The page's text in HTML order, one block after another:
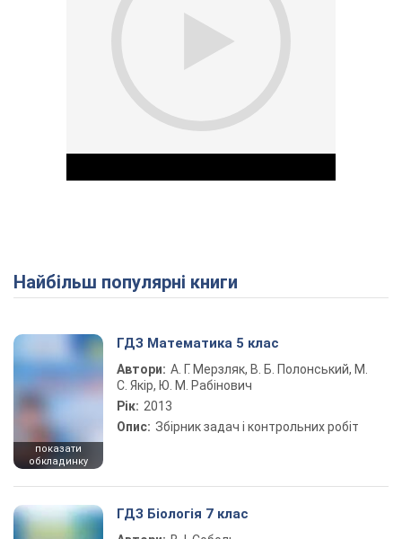
Play Video
Найбільш популярні книги
показати
обкладинку
ГДЗ Математика 5 клас
Автори: А. Г. Мерзляк, В. Б. Полонський, М.
С. Якір, Ю. М. Рабінович
Рік: 2013
Опис: Збірник задач і контрольних робіт
ГДЗ Біологія 7 клас